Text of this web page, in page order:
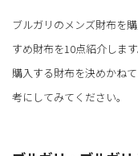
ブルガリのメンズ財布を
すめ財布を10点紹介します
購入する財布を決めかね
考にしてみてください。